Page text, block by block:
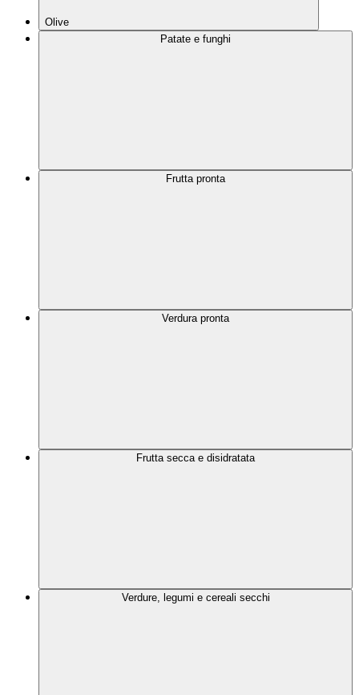
Olive
Patate e funghi
Frutta pronta
Verdura pronta
Frutta secca e disidratata
Verdure, legumi e cereali secchi